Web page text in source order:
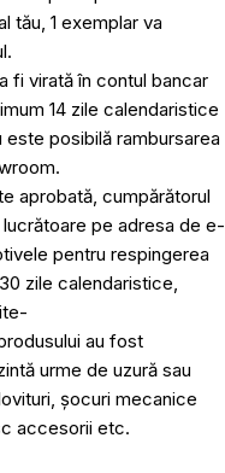
tău, 1 exemplar va
fi virată în contul bancar
14 zile calendaristice
posibilă rambursarea
aprobată, cumpărătorul
pe adresa de e-
pentru respingerea
zile calendaristice,
au fost
urme de uzură sau
șocuri mecanice
accesorii etc.